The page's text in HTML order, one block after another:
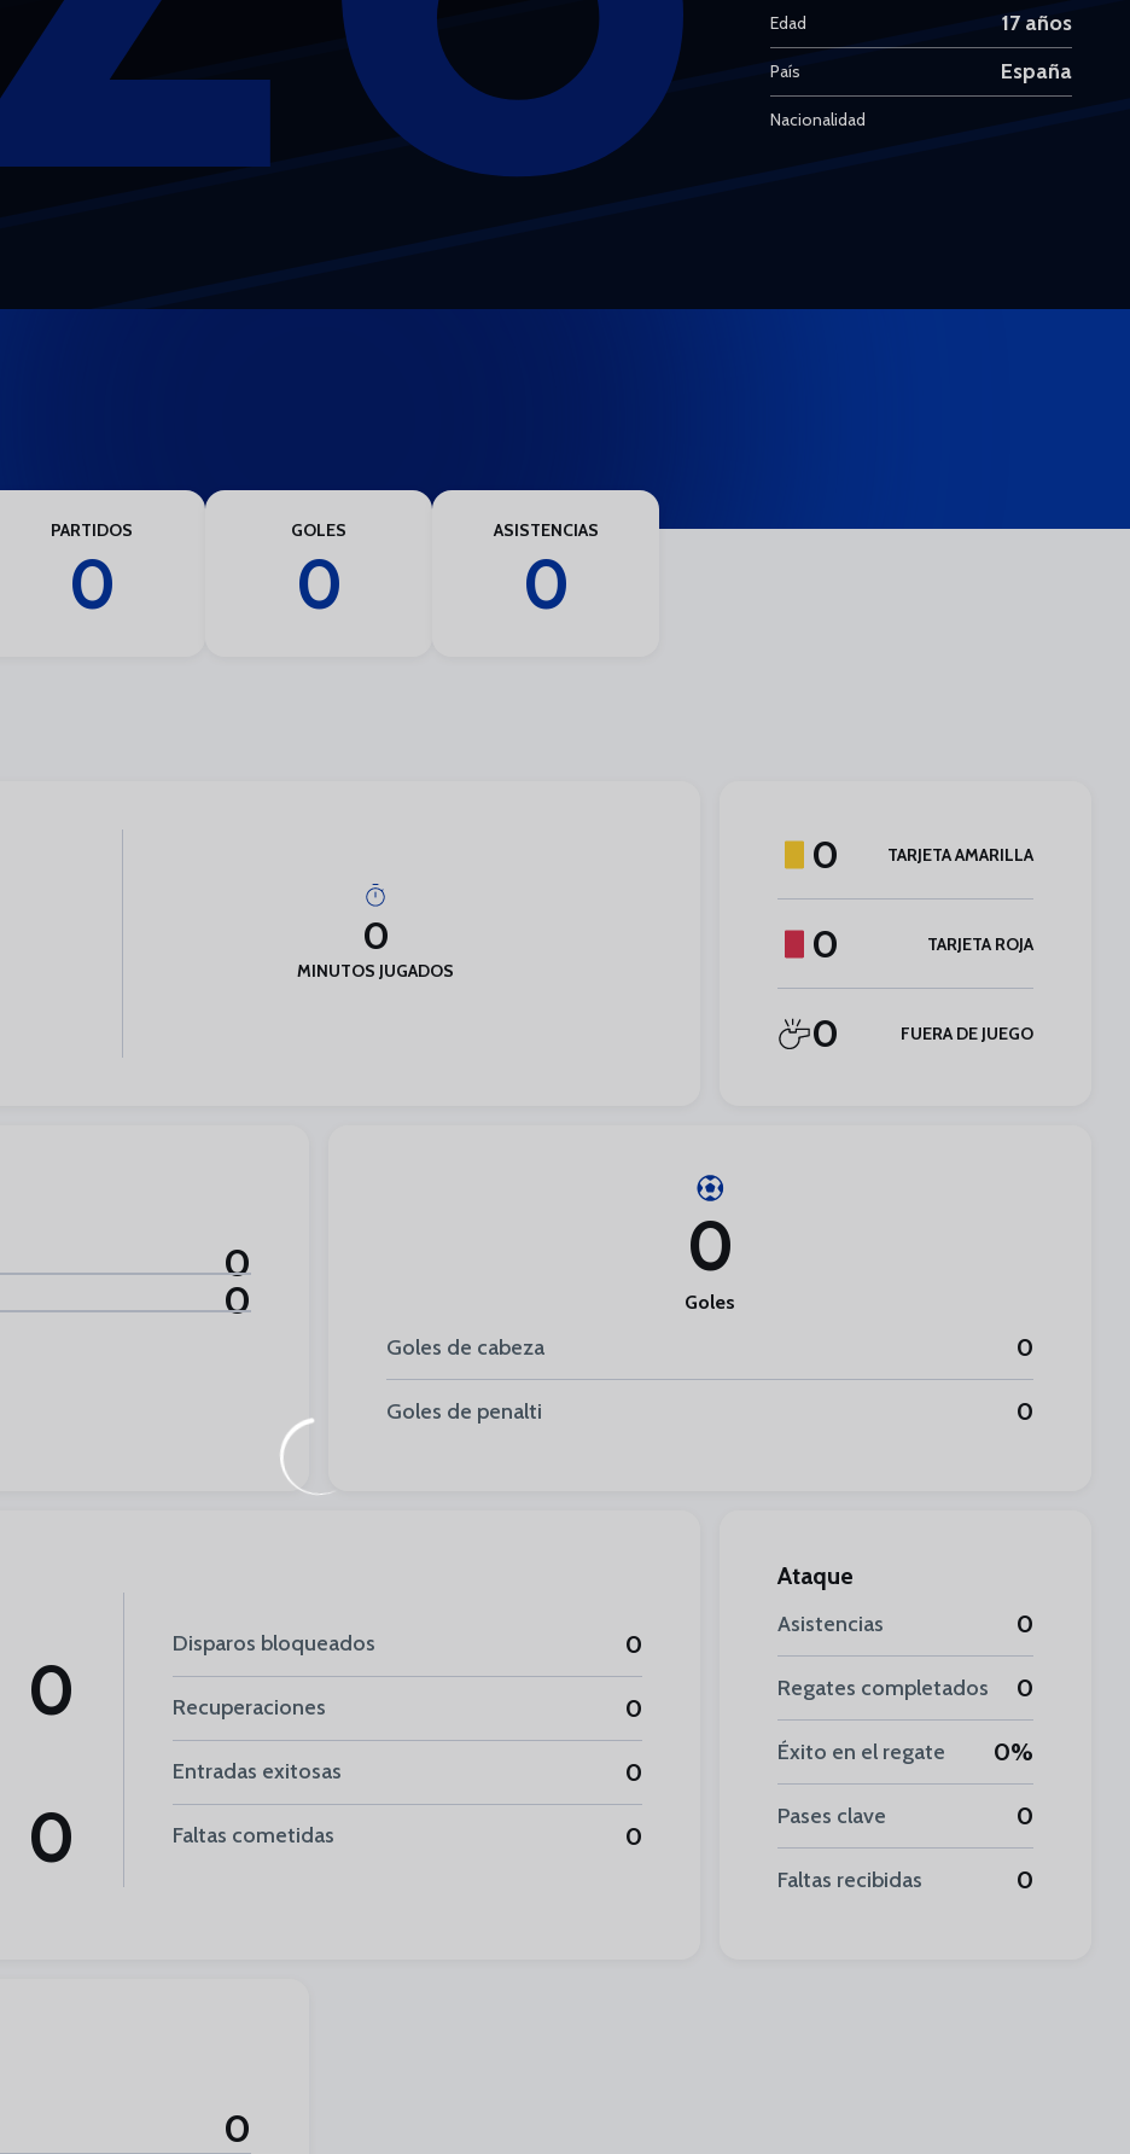
Edad 17 años
País España
Nacionalidad
PARTIDOS
0
GOLES
0
ASISTENCIAS
0
0
MINUTOS JUGADOS
0
Goles
Goles de cabeza 0
Goles de penalti 0
0
0
Ataque
Asistencias 0
Regates completados 0
Éxito en el regate 0%
Pases clave 0
Faltas recibidas 0
0 TARJETA AMARILLA
0 TARJETA ROJA
0 FUERA DE JUEGO
0
0
Disparos bloqueados 0
Recuperaciones 0
Entradas exitosas 0
Faltas cometidas 0
0